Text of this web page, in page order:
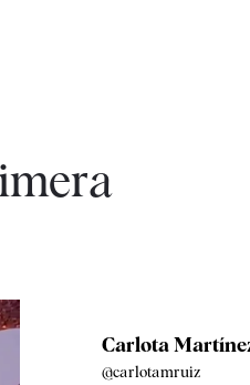
Carlota
@carlotamruiz